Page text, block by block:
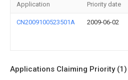
Application Priority date
CN2009100523501A 2009-06-02
Applications Claiming Priority (1)